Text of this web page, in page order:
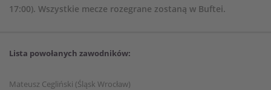
17:00). Wszystkie mecze rozegrane zostaną w Buftei.
Lista powołanych zawodników:
Mateusz Cegliński (Śląsk Wrocław)